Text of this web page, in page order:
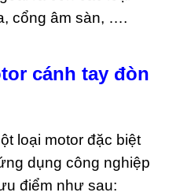
cổng âm sàn, ….
cánh tay đòn
loại motor đặc biệt
dụng công nghiệp
điểm như sau: